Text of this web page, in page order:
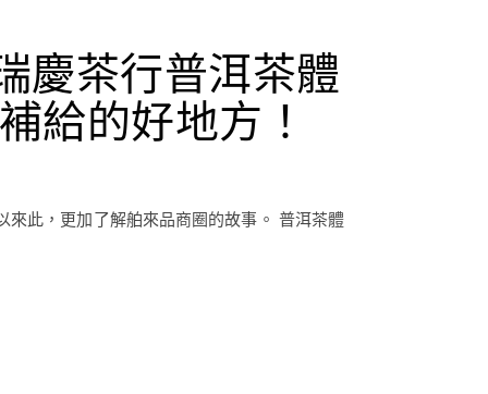
慶茶行普洱茶體
給的好地方！
此，更加了解舶來品商圈的故事。 普洱茶體